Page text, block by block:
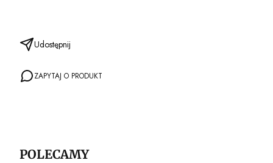
Udostępnij
ZAPYTAJ O PRODUKT
POLECAMY